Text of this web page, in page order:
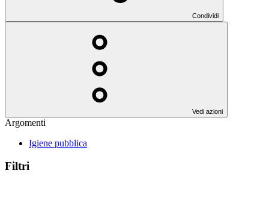
Condividi
Vedi azioni
Argomenti
Igiene pubblica
Filtri